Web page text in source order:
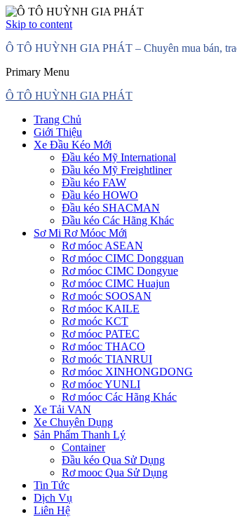
Skip to content
Ô TÔ HUỲNH GIA PHÁT – Chuyên mua bán,
Primary Menu
Ô TÔ HUỲNH GIA PHÁT
Trang Chủ
Giới Thiệu
Xe Đầu Kéo Mới
Đầu kéo Mỹ International
Đầu kéo Mỹ Freightliner
Đầu kéo FAW
Đầu kéo HOWO
Đầu kéo SHACMAN
Đầu kéo Các Hãng Khác
Sơ Mi Rơ Móoc Mới
Rơ móoc ASEAN
Rơ móoc CIMC Dongguan
Rơ móoc CIMC Dongyue
Rơ móoc CIMC Huajun
Rơ moóc SOOSAN
Rơ móoc KAILE
Rơ moóc KCT
Rơ móoc PATEC
Rơ móoc THACO
Rơ moóc TIANRUI
Rơ móoc XINHONGDONG
Rơ móoc YUNLI
Rơ móoc Các Hãng Khác
Xe Tải VAN
Xe Chuyên Dụng
Sản Phẩm Thanh Lý
Container
Đầu kéo Qua Sử Dụng
Rơ mooc Qua Sử Dụng
Tin Tức
Dịch Vụ
Liên Hệ